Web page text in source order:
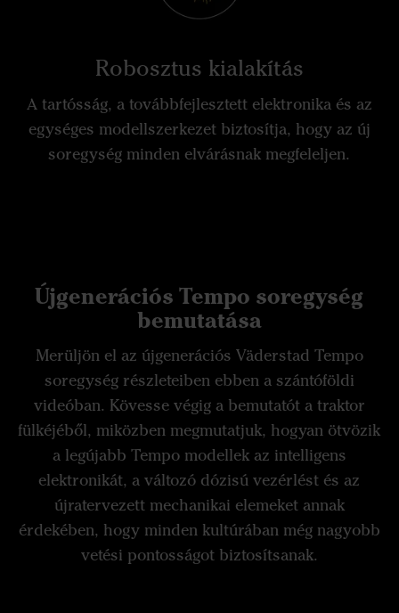
Robosztus kialakítás
A tartósság, a továbbfejlesztett elektronika és az
egységes modellszerkezet biztosítja, hogy az új
soregység minden elvárásnak megfeleljen.
Újgenerációs Tempo soregység
bemutatása
Merüljön el az újgenerációs Väderstad Tempo
soregység részleteiben ebben a szántóföldi
videóban. Kövesse végig a bemutatót a traktor
fülkéjéből, miközben megmutatjuk, hogyan ötvözik
a legújabb Tempo modellek az intelligens
elektronikát, a változó dózisú vezérlést és az
újratervezett mechanikai elemeket annak
érdekében, hogy minden kultúrában még nagyobb
vetési pontosságot biztosítsanak.